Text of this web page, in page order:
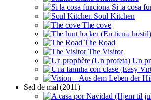
Si la cosa
Soul Kitchen
The cove
The Road
The Visitor
Un
Sed de mal (2011)